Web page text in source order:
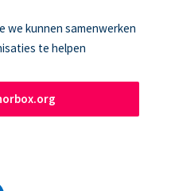
we kunnen samenwerken
te helpen